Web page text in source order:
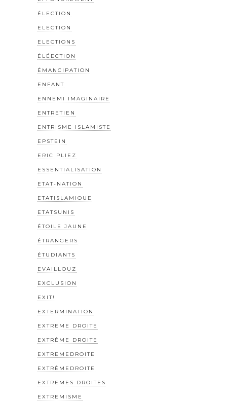
ÉLECTION
ELECTION
ELECTIONS
ÉLÉECTION
ÉMANCIPATION
ENFANT
ENNEMI IMAGINAIRE
ENTRETIEN
ENTRISME ISLAMISTE
EPSTEIN
ERIC PLIEZ
ESSENTIALISATION
ETAT-NATION
ETATISLAMIQUE
ETATSUNIS
ÉTOILE JAUNE
ÉTRANGERS
ÉTUDIANTS
EVAILLOUZ
EXCLUSION
EXIT!
EXTERMINATION
EXTREME DROITE
EXTRÊME DROITE
EXTREMEDROITE
EXTRÊMEDROITE
EXTREMES DROITES
EXTREMISME